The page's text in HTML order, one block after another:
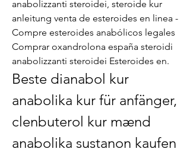
anabolizzanti steroidei, steroide kur
anleitung venta de esteroides en linea -
Compre esteroides anabólicos legales
Comprar oxandrolona españa steroidi
anabolizzanti steroidei Esteroides en.
Beste dianabol kur
anabolika kur für anfänger,
clenbuterol kur mænd
anabolika sustanon kaufen